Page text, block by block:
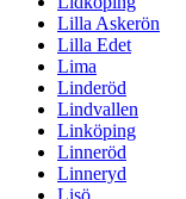
Lilla Askerön
Lilla Edet
Lima
Linderöd
Lindvallen
Linköping
Linneröd
Linneryd